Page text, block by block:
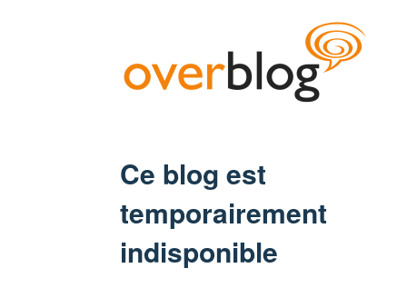
Ce blog est
temporairement
indisponible